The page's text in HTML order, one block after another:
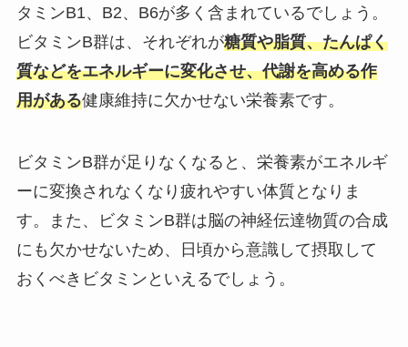
タミンB1、B2、B6が多く含まれているでしょう。
ビタミンB群は、それぞれが糖質や脂質、たんぱく
質などをエネルギーに変化させ、代謝を高める作
用がある健康維持に欠かせない栄養素です。
ビタミンB群が足りなくなると、栄養素がエネルギ
ーに変換されなくなり疲れやすい体質となりま
す。また、ビタミンB群は脳の神経伝達物質の合成
にも欠かせないため、日頃から意識して摂取して
おくべきビタミンといえるでしょう。